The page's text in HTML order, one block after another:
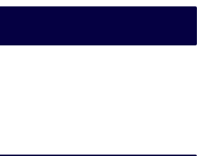
和歌山旅 白浜町・三段壁展望台」